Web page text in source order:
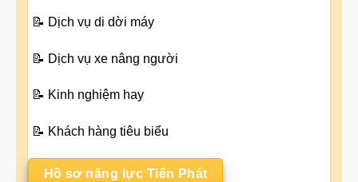
📝 Dịch vụ di dời máy
📝 Dịch vụ xe nâng người
📝 Kinh nghiệm hay
📝 Khách hàng tiêu biểu
Hồ sơ năng lực Tiến Phát